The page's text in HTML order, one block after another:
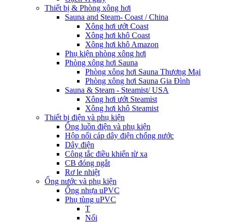
Thiết bị & Phòng xông hơi
Sauna and Steam- Coast / China
Xông hơi ướt Coast
Xông hơi khô Coast
Xông hơi khô Amazon
Phụ kiện phòng xông hơi
Phòng xông hơi Sauna
Phòng xông hơi Sauna Thương Mại
Phòng xông hơi Sauna Gia Đình
Sauna & Steam - Steamist/ USA
Xông hơi ướt Steamist
Xông hơi khô Steamist
Thiết bị điện và phụ kiện
Ống luồn điện và phụ kiện
Hộp nối cáp dây điện chống nước
Dây điện
Công tắc điều khiển từ xa
CB đóng ngắt
Rơ le nhiệt
Ống nước và phụ kiện
Ống nhựa uPVC
Phụ tùng uPVC
T
Nối